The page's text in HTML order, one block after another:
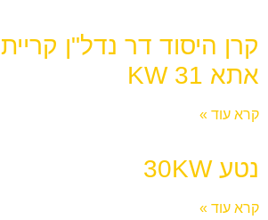
קרן היסוד דר נדל"ן קריית
אתא 31 KW
קרא עוד »
נטע 30KW
קרא עוד »